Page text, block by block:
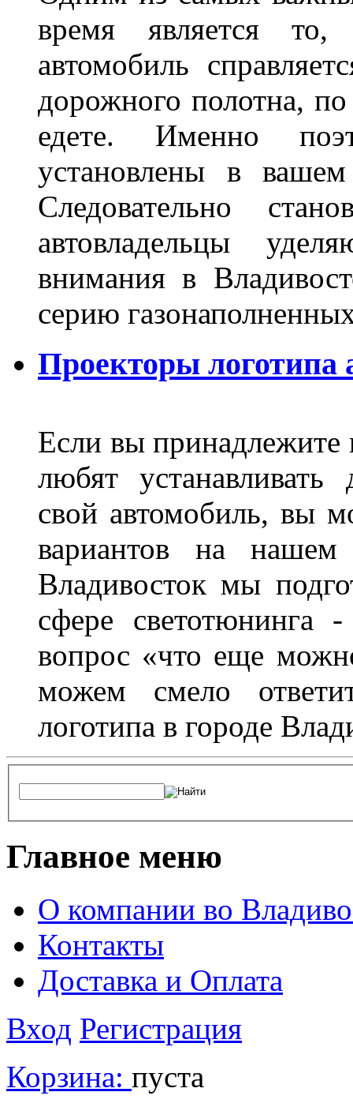
время является то,
автомобиль
дорожного полотна,
едете. Именно
установлены в
Следовательно
автовладельцы
внимания в
серию
Проекторы логотипа
Если вы принадлежите
любят устанавливать
свой автомобиль, вы
вариантов на
Владивосток мы
сфере светотюнинга
вопрос «что еще
можем смело
логотипа в городе
Главное меню
О компании во
Контакты
Доставка и Оплата
Вход Регистрация
Корзина: пуста